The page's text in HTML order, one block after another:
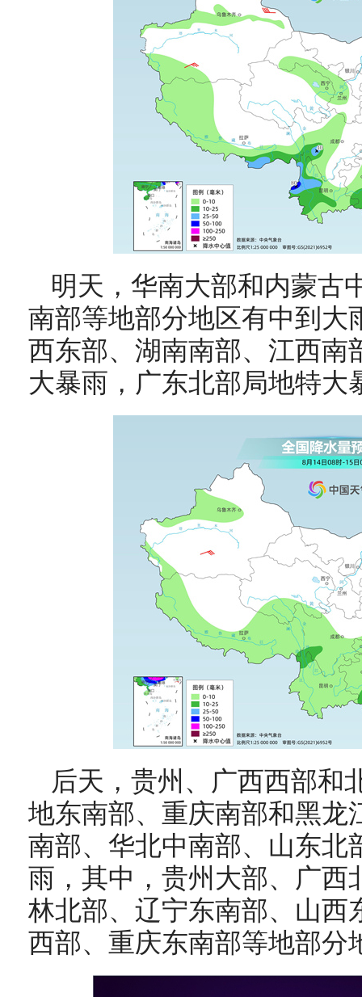
明天， 华南大部和内蒙古
南部等地部分地区有中到大
西东部、 湖南南部、江西南
大暴雨，广东北部局地特大
后天， 贵州、广西西部和
地东南部、重庆南部和黑龙
南部、华北中南部、山东北
雨，其中，贵州大部、广西
林北部、辽宁东南部、山西
西部、重庆东南部等地部分